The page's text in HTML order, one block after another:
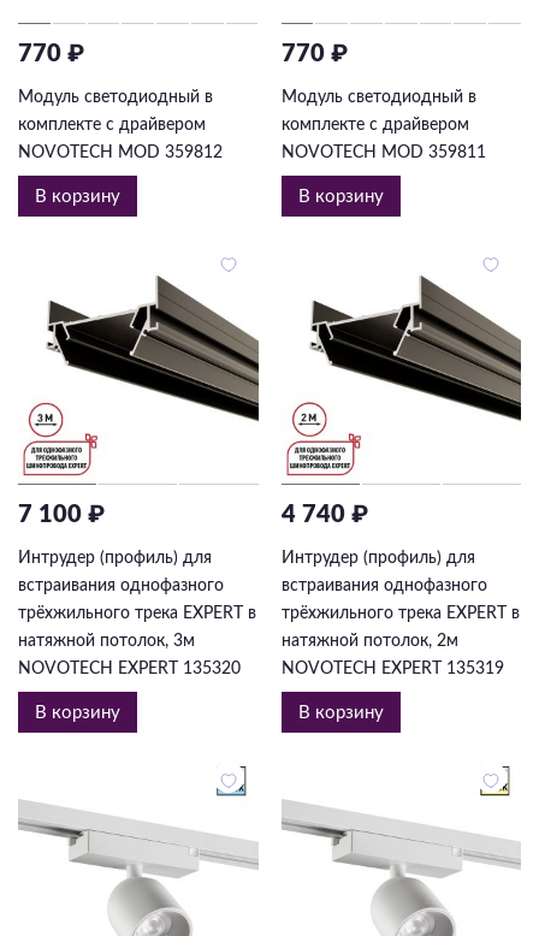
770 ₽
Модуль светодиодный в
комплекте с драйвером
NOVOTECH MOD 359812
В корзину
770 ₽
Модуль светодиодный в
комплекте с драйвером
NOVOTECH MOD 359811
В корзину
7 100 ₽
Интрудер (профиль) для
встраивания однофазного
трёхжильного трека EXPERT в
натяжной потолок, 3м
NOVOTECH EXPERT 135320
В корзину
4 740 ₽
Интрудер (профиль) для
встраивания однофазного
трёхжильного трека EXPERT в
натяжной потолок, 2м
NOVOTECH EXPERT 135319
В корзину